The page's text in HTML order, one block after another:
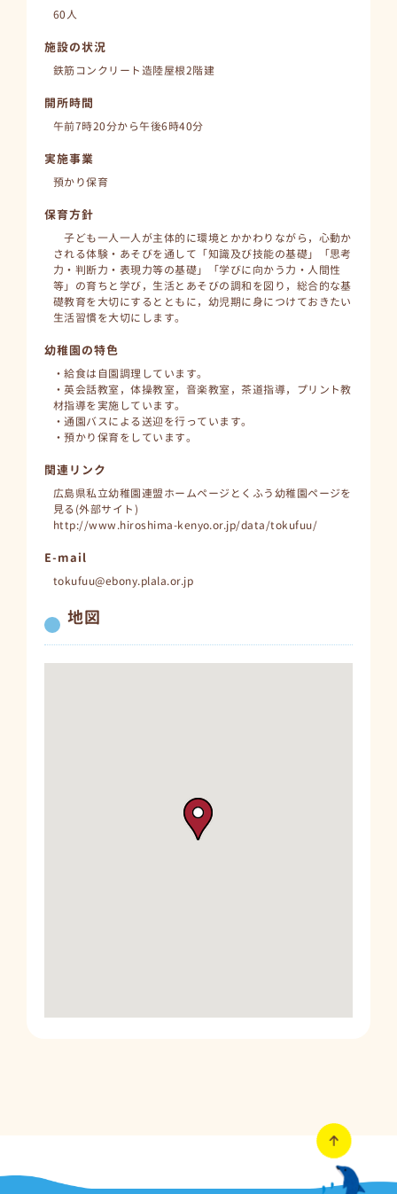
60人
施設の状況
鉄筋コンクリート造陸屋根2階建
開所時間
午前7時20分から午後6時40分
実施事業
預かり保育
保育方針
子ども一人一人が主体的に環境とかかわりながら，心動か
される体験・あそびを通して「知識及び技能の基礎」「思考
力・判断力・表現力等の基礎」「学びに向かう力・人間性
等」の育ちと学び，生活とあそびの調和を図り，総合的な基
礎教育を大切にするとともに，幼児期に身につけておきたい
生活習慣を大切にします。
幼稚園の特色
・給食は自園調理しています。
・英会話教室，体操教室，音楽教室，茶道指導，プリント教
材指導を実施しています。
・通園バスによる送迎を行っています。
・預かり保育をしています。
関連リンク
広島県私立幼稚園連盟ホームページとくふう幼稚園ページを
見る(外部サイト)
http://www.hiroshima-kenyo.or.jp/data/tokufuu/
E-mail
tokufuu@ebony.plala.or.jp
地図